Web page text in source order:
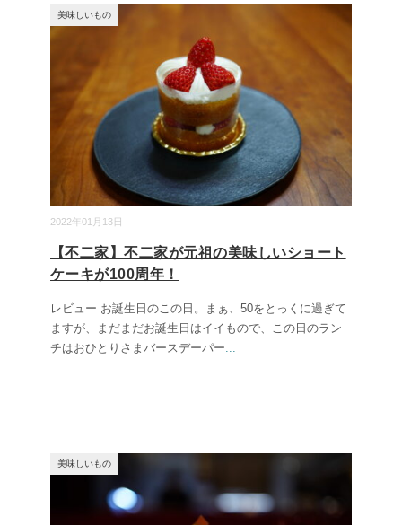
2022年01月13日
美味しいもの
【不二家】不二家が元祖の美味しいショート
ケーキが100周年！
レビュー お誕生日のこの日。まぁ、50をとっくに過ぎて
ますが、まだまだお誕生日はイイもので、この日のラン
チはおひとりさまバースデーパー...
美味しいもの